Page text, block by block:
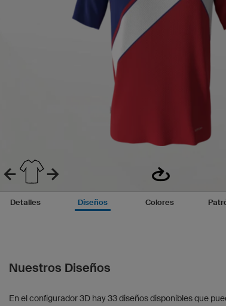
Detalles Diseños Colores
Nuestros Diseños
En el configurador 3D hay 33 diseños disponibles que